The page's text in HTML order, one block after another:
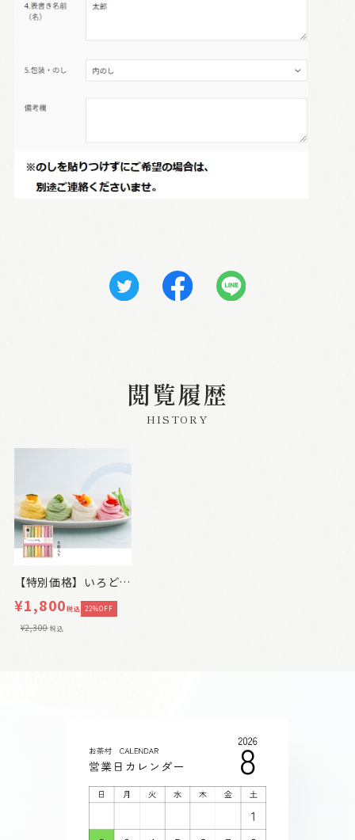
閲覧履歴
HISTORY
【特別価格】いろどり三輪素麺
¥1,800税込 22%OFF
¥2,300 税込